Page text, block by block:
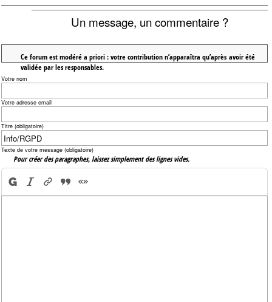
Un message, un commentaire ?
Ce forum est modéré a priori : votre contribution n’apparaîtra qu’après avoir été
validée par les responsables.
Votre nom
Votre adresse email
Titre (obligatoire)
Texte de votre message (obligatoire)
Pour créer des paragraphes, laissez simplement des lignes vides.